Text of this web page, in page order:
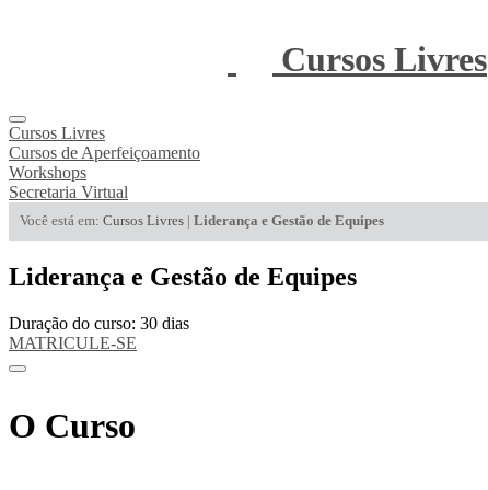
Cursos Livres
Cursos Livres
Cursos de Aperfeiçoamento
Workshops
Secretaria Virtual
Você está em: Cursos Livres | Liderança e Gestão de Equipes
Liderança e Gestão de Equipes
Duração do curso: 30 dias
MATRICULE-SE
O Curso